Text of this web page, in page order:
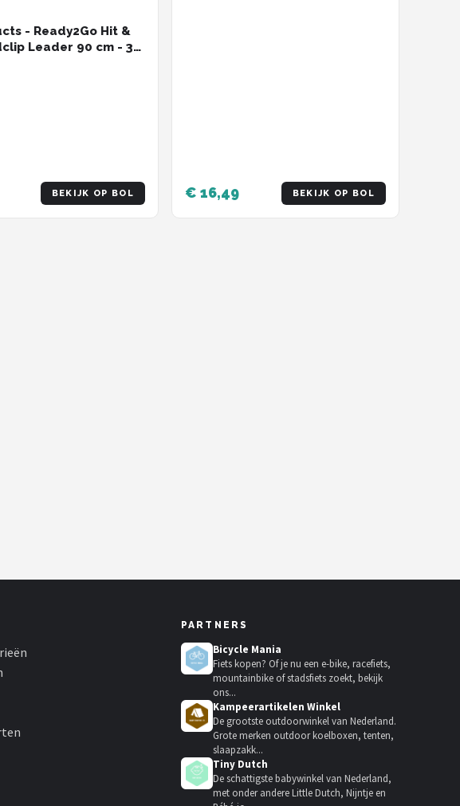
- Ready2Go Hit &
Leader 90 cm - 3
BEKIJK OP BOL € 16,49 BEKIJK OP BOL
PARTNERS
Bicycle Mania
Fiets kopen? Of je nu een e-bike, racefiets,
mountainbike of stadsfiets zoekt, bekijk
ons...
Kampeerartikelen Winkel
De grootste outdoorwinkel van Nederland.
Grote merken outdoor koelboxen, tenten,
slaapzakk...
Tiny Dutch
De schattigste babywinkel van Nederland,
met onder andere Little Dutch, Nijntje en